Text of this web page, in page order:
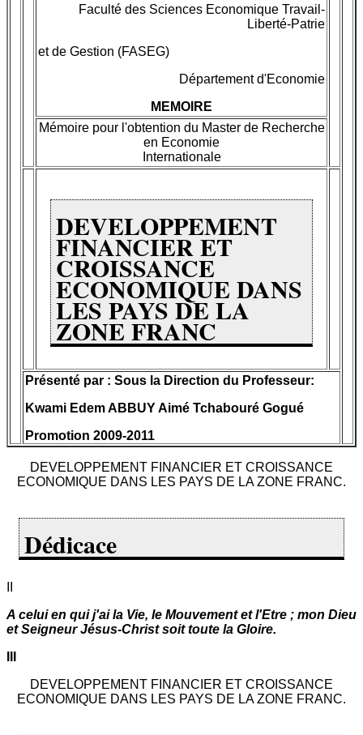
Faculté des Sciences Economique Travail-
Liberté-Patrie
et de Gestion (FASEG)
Département d'Economie
MEMOIRE
Mémoire pour l'obtention du Master de Recherche
en Economie
Internationale
DEVELOPPEMENT
FINANCIER ET
CROISSANCE
ECONOMIQUE DANS
LES PAYS DE LA
ZONE FRANC
Présenté par : Sous la Direction du Professeur:
Kwami Edem ABBUY Aimé Tchabouré Gogué
Promotion 2009-2011
DEVELOPPEMENT FINANCIER ET CROISSANCE
ECONOMIQUE DANS LES PAYS DE LA ZONE FRANC.
Dédicace
A celui en qui j'ai la Vie, le Mouvement et l'Etre ; mon Dieu
et Seigneur Jésus-Christ soit toute la Gloire.
DEVELOPPEMENT FINANCIER ET CROISSANCE
ECONOMIQUE DANS LES PAYS DE LA ZONE FRANC.